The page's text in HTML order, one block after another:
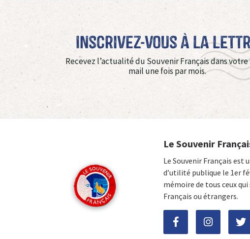
Inscrivez-vous à La
Recevez l’actualité du Souvenir Français dans
mail une fois par mois.
Le Souvenir
Le Souvenir Français est
d’utilité publique le 1er
mémoire de tous ceux
Français ou étrangers.